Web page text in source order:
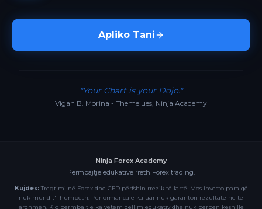
Apliko Tani
"Your Chart is your Dojo."
Vigan B. Morina - Themelues, Ninja Academy
Ninja Forex Academy
Përmbajtje edukative rreth Forex trading.
Kujdes:Tregtimi në Forex dhe CFD përfshin rrezik të lartë. Mos investo para që
nuk mund t'i humbësh. Performanca e kaluar nuk garanton rezultate në të
ardhmen. Kjo përmbajtje ka vetëm qëllim edukativ dhe nuk përbën këshillë